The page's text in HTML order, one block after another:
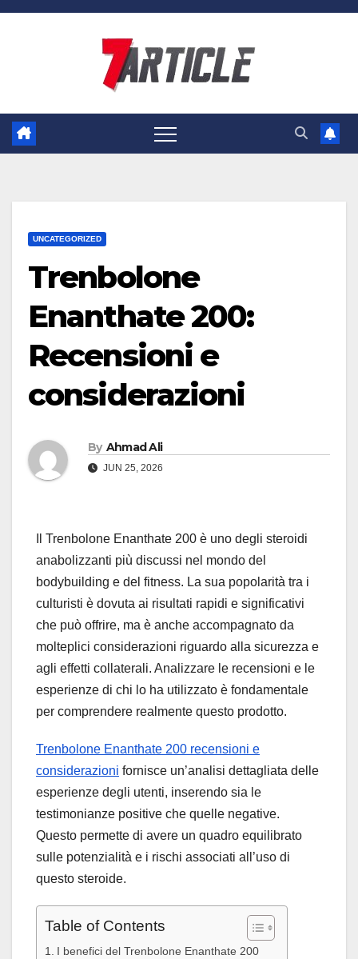
Skip
UNCATEGORIZED
Trenbolone
Enanthate 200:
Recensioni e
considerazioni
By Ahmad Ali
JUN 25, 2026
Il Trenbolone Enanthate 200 è uno degli steroidi
anabolizzanti più discussi nel mondo del
bodybuilding e del fitness. La sua popolarità tra i
culturisti è dovuta ai risultati rapidi e significativi
che può offrire, ma è anche accompagnato da
molteplici considerazioni riguardo alla sicurezza e
agli effetti collaterali. Analizzare le recensioni e le
esperienze di chi lo ha utilizzato è fondamentale
per comprendere realmente questo prodotto.
Trenbolone Enanthate 200 recensioni e
considerazioni fornisce un’analisi dettagliata delle
esperienze degli utenti, inserendo sia le
testimonianze positive che quelle negative.
Questo permette di avere un quadro equilibrato
sulle potenzialità e i rischi associati all’uso di
questo steroide.
Table of Contents
I benefici del Trenbolone Enanthate 200